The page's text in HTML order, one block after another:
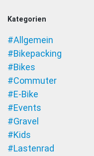
Kategorien
#Allgemein
#Bikepacking
#Bikes
#Commuter
#E-Bike
#Events
#Gravel
#Kids
#Lastenrad